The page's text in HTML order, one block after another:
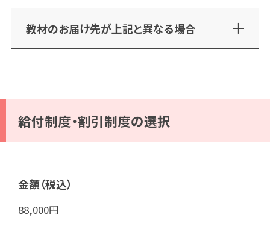
教材のお届け先が上記と異なる場合
給付制度・割引制度の選択
金額（税込）
88,000円